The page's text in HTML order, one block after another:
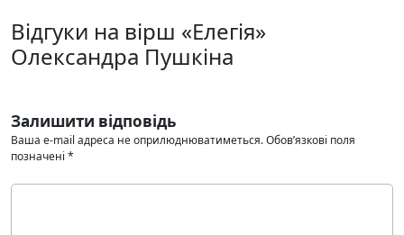
Відгуки на вірш «Елегія»
Олександра Пушкіна
Залишити відповідь
Ваша e-mail адреса не оприлюднюватиметься.Обов’язкові поля
позначені *